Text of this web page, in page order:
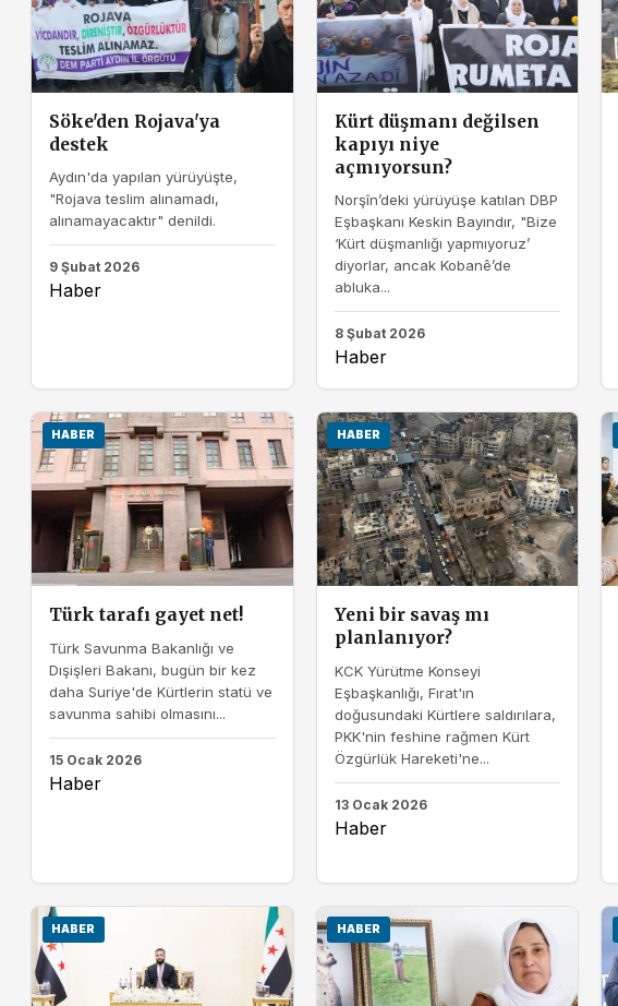
Söke'den Rojava'ya
destek
Aydın'da yapılan yürüyüşte,
"Rojava teslim alınamadı,
alınamayacaktır" denildi.
9 Şubat 2026
Haber
Kürt düşmanı değilsen
kapıyı niye
açmıyorsun?
Norşîn’deki yürüyüşe katılan DBP
Eşbaşkanı Keskin Bayındır, "Bize
‘Kürt düşmanlığı yapmıyoruz’
diyorlar, ancak Kobanê’de
abluka...
8 Şubat 2026
Haber
HABER
Türk tarafı gayet net!
Türk Savunma Bakanlığı ve
Dışişleri Bakanı, bugün bir kez
daha Suriye'de Kürtlerin statü ve
savunma sahibi olmasını...
15 Ocak 2026
Haber
HABER
Yeni bir savaş mı
planlanıyor?
KCK Yürütme Konseyi
Eşbaşkanlığı, Fırat'ın
doğusundaki Kürtlere saldırılara,
PKK'nin feshine rağmen Kürt
Özgürlük Hareketi'ne...
13 Ocak 2026
Haber
HABER HABER